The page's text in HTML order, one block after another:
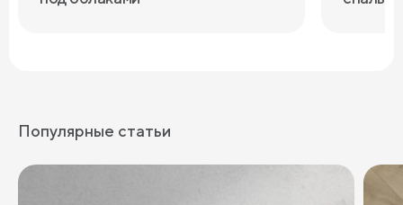
Популярные статьи